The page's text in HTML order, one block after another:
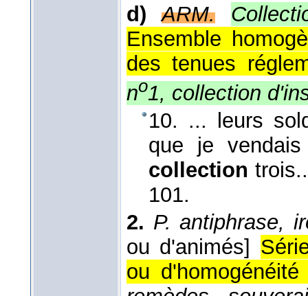
d)
ARM.
Ensemble
des tenues
no1, collection
10. ... leurs
que je
collection
101.
2. P. antiphrase,
ou d'animés]
ou